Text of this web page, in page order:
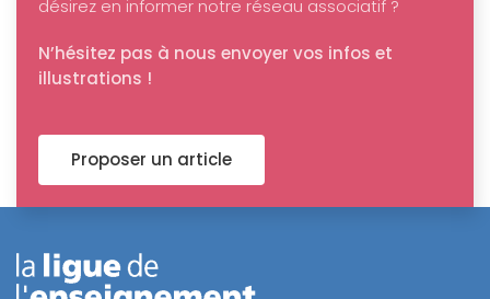
désirez en informer notre réseau associatif ?
N’hésitez pas à nous envoyer vos infos et
illustrations !
Proposer un article